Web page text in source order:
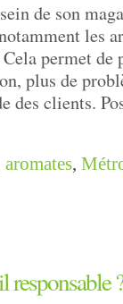
de son
les
permet
plus de
des clients.
aromates,
responsable ?